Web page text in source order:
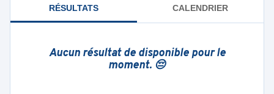
RÉSULTATS CALENDRIER
Aucun résultat de disponible pour le
moment. 😔